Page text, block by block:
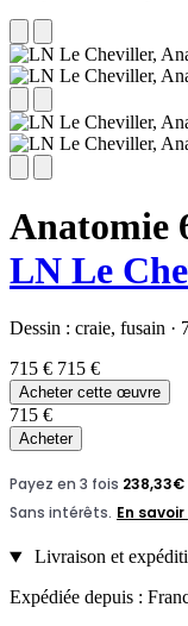
Anatomie
LN Le
Dessin : craie, fusain ·
715 € 715 €
Acheter cette œuvre
715 €
Acheter
Livraison et
Expédiée depuis :